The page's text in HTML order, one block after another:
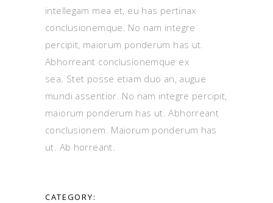
intellegam mea et, eu has pertinax
conclusionemque. No nam integre
percipit, maiorum ponderum has ut.
Abhorreant conclusionemque ex
sea. Stet posse etiam duo an, augue
mundi assentior. No nam integre percipit,
maiorum ponderum has ut. Abhorreant
conclusionem. Maiorum ponderum has
ut. Ab horreant.
CATEGORY: